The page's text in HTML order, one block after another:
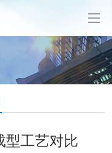
型工艺对比